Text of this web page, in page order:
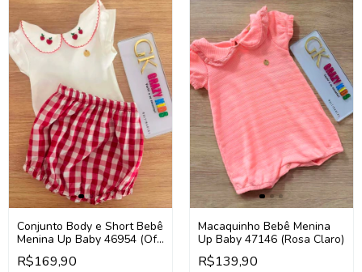
Conjunto Body e Short Bebê
Menina Up Baby 46954 (Off
White/Vermelho)
R$169,90
Macaquinho Bebê Menina
Up Baby 47146 (Rosa Claro)
R$139,90